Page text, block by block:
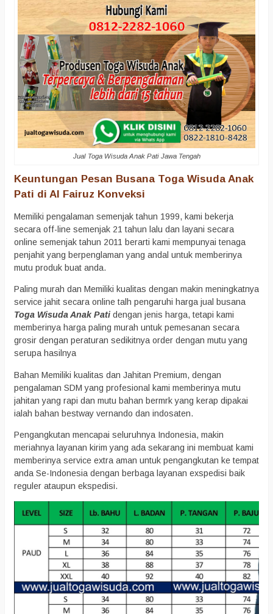
Jual Toga Wisuda Anak Pati Jawa Tengah
Keuntungan Pesan Busana Toga Wisuda Anak
Pati di Al Fairuz Konveksi
Memiliki pengalaman semenjak tahun 1999, kami bekerja
secara off-line semenjak 21 tahun lalu dan layani secara
online semenjak tahun 2011 berarti kami mempunyai tenaga
penjahit yang berpenglaman yang andal untuk memberinya
mutu produk buat anda.
Paling murah dan Memiliki kualitas dengan makin meningkatnya
service jahit secara online talh pengaruhi harga jual busana
Toga Wisuda Anak Pati dengan jenis harga, tetapi kami
memberinya harga paling murah untuk pemesanan secara
grosir dengan peraturan sedikitnya order dengan mutu yang
serupa hasilnya
Bahan Memiliki kualitas dan Jahitan Premium, dengan
pengalaman SDM yang profesional kami memberinya mutu
jahitan yang rapi dan mutu bahan bermrk yang kerap dipakai
ialah bahan bestway vernando dan indosaten.
Pengangkutan mencapai seluruhnya Indonesia, makin
meriahnya layanan kirim yang ada sekarang ini membuat kami
memberinya service extra aman untuk pengangkutan ke tempat
anda Se-Indonesia dengan berbaga layanan exspedisi baik
reguler ataupun ekspedisi.